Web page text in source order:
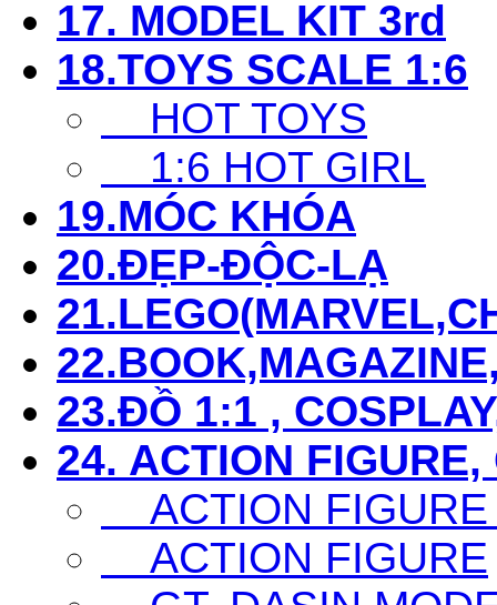
17. MODEL KIT 3rd
18.TOYS SCALE 1:6
HOT TOYS
1:6 HOT GIRL
19.MÓC KHÓA
20.ĐẸP-ĐỘC-LẠ
23.ĐỒ 1:1 ,
24. ACTION
ACTION
ACTION FIGURE